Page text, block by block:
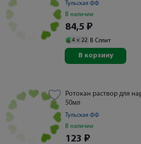
Тульская ФФ
В наличии
84,5 ₽
4 × 22 В Сплит
В корзину
Ротокан раствор для
50мл
Тульская ФФ
В наличии
123 ₽